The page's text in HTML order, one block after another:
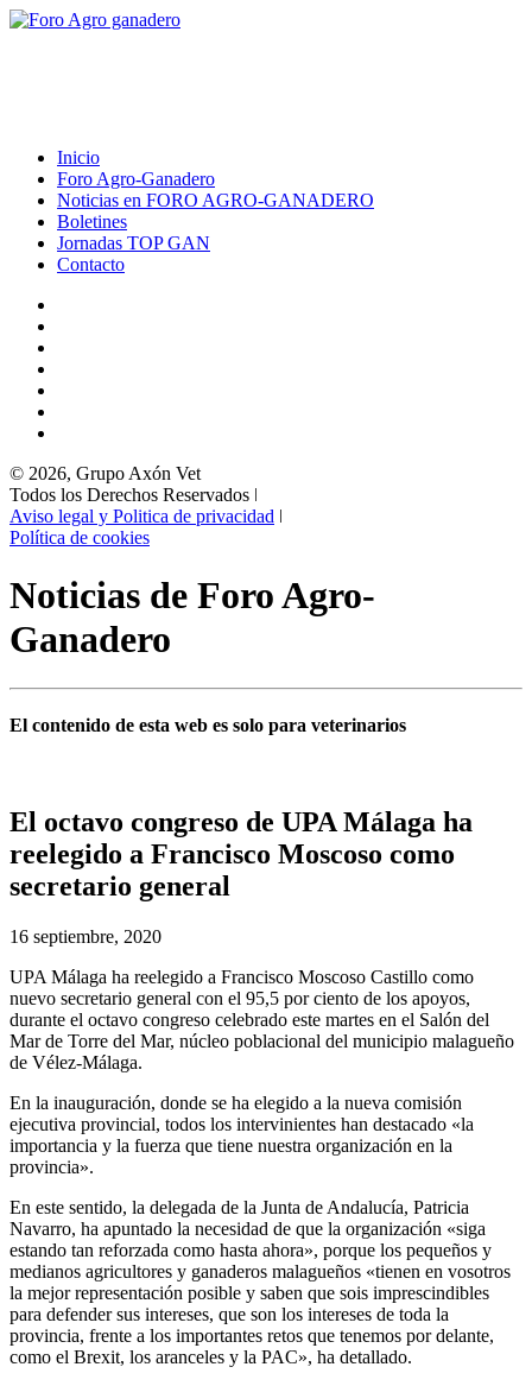
Inicio
Foro Agro-Ganadero
Noticias en FORO AGRO-GANADERO
Boletines
Jornadas TOP GAN
Contacto
© 2026, Grupo Axón Vet
Todos los Derechos Reservados ǀ
Aviso legal y Politica de privacidad ǀ
Política de cookies
Noticias de Foro Agro-
Ganadero
El contenido de esta web es solo para veterinarios
El octavo congreso de UPA Málaga ha
reelegido a Francisco Moscoso como
secretario general
16 septiembre, 2020
UPA Málaga ha reelegido a Francisco Moscoso Castillo como
nuevo secretario general con el 95,5 por ciento de los apoyos,
durante el octavo congreso celebrado este martes en el Salón del
Mar de Torre del Mar, núcleo poblacional del municipio malagueño
de Vélez-Málaga.
En la inauguración, donde se ha elegido a la nueva comisión
ejecutiva provincial, todos los intervinientes han destacado «la
importancia y la fuerza que tiene nuestra organización en la
provincia».
En este sentido, la delegada de la Junta de Andalucía, Patricia
Navarro, ha apuntado la necesidad de que la organización «siga
estando tan reforzada como hasta ahora», porque los pequeños y
medianos agricultores y ganaderos malagueños «tienen en vosotros
la mejor representación posible y saben que sois imprescindibles
para defender sus intereses, que son los intereses de toda la
provincia, frente a los importantes retos que tenemos por delante,
como el Brexit, los aranceles y la PAC», ha detallado.